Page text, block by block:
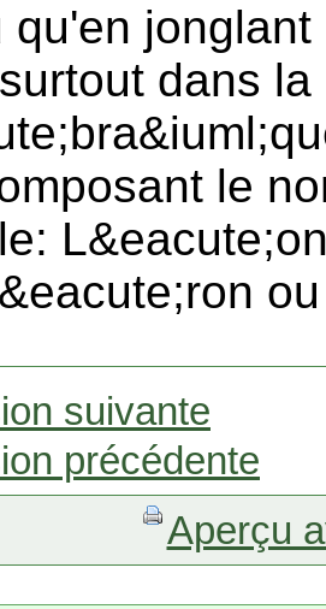
qu'en
dans la
le
suivante
précédente
Aperçu